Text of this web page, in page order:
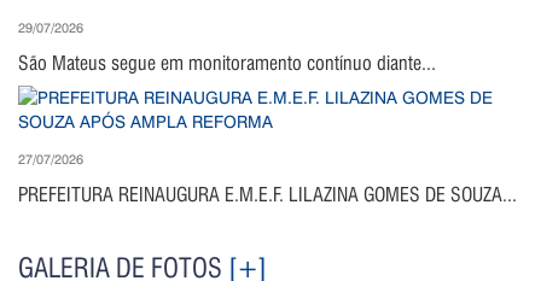
29/07/2026
São Mateus segue em monitoramento contínuo diante...
27/07/2026
PREFEITURA REINAUGURA E.M.E.F. LILAZINA GOMES DE SOUZA...
GALERIA DE FOTOS [+]